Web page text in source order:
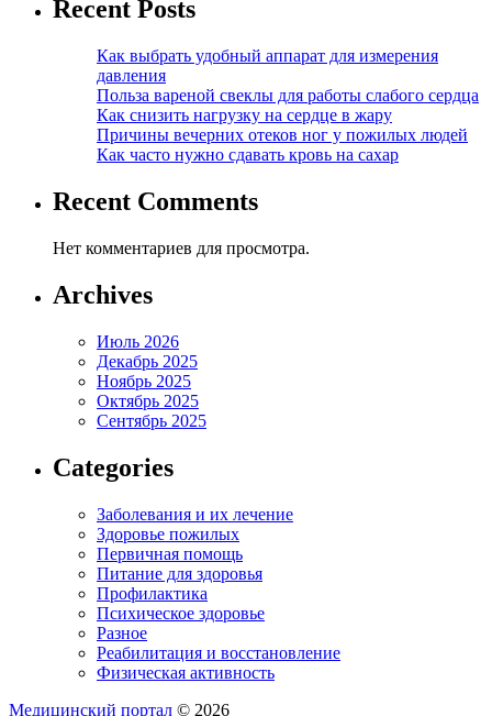
Recent Posts
Как выбрать удобный аппарат для измерения
давления
Польза вареной свеклы для работы слабого сердца
Как снизить нагрузку на сердце в жару
Причины вечерних отеков ног у пожилых людей
Как часто нужно сдавать кровь на сахар
Recent Comments
Нет комментариев для просмотра.
Archives
Июль 2026
Декабрь 2025
Ноябрь 2025
Октябрь 2025
Сентябрь 2025
Categories
Заболевания и их лечение
Здоровье пожилых
Первичная помощь
Питание для здоровья
Профилактика
Психическое здоровье
Разное
Реабилитация и восстановление
Физическая активность
Медицинский портал © 2026